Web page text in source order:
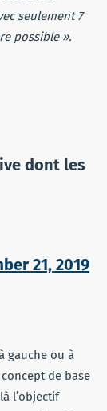
seulement 7
possible ».
dont les
21, 2019
gauche ou à
de base
l’objectif